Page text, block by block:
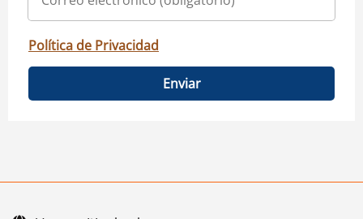
Política de Privacidad
Enviar